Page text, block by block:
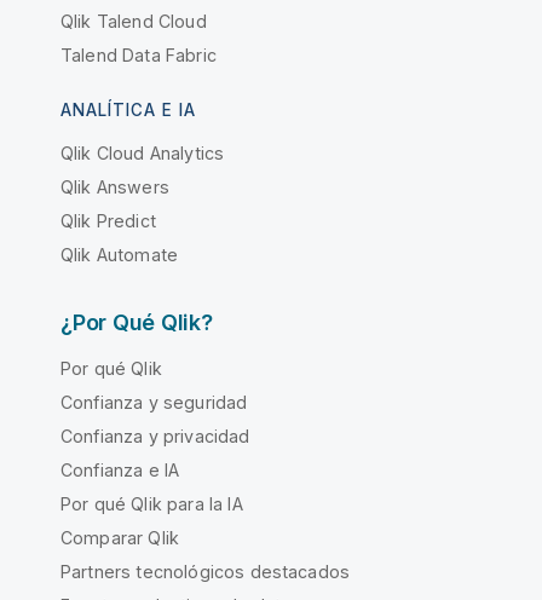
Qlik Talend Cloud
Talend Data Fabric
ANALÍTICA E IA
Qlik Cloud Analytics
Qlik Answers
Qlik Predict
Qlik Automate
¿Por Qué Qlik?
Por qué Qlik
Confianza y seguridad
Confianza y privacidad
Confianza e IA
Por qué Qlik para la IA
Comparar Qlik
Partners tecnológicos destacados